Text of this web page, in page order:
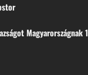
Magyarországnak